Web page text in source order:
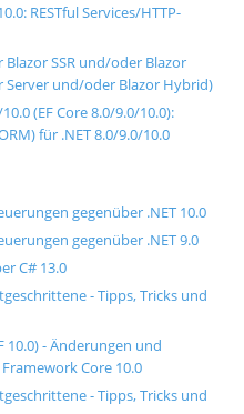
RESTful Services/HTTP-
SSR und/oder Blazor
und/oder Blazor Hybrid)
(EF Core 8.0/9.0/10.0):
für .NET 8.0/9.0/10.0
gegenüber .NET 10.0
gegenüber .NET 9.0
C# 13.0
- Tipps, Tricks und
10.0) - Änderungen und
Core 10.0
- Tipps, Tricks und